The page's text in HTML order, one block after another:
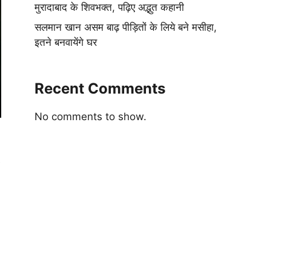
मुरादाबाद के शिवभक्त, पढ़िए अद्भुत कहानी
सलमान खान असम बाढ़ पीड़ितों के लिये बने मसीहा,
इतने बनवायेंगे घर
Recent Comments
No comments to show.